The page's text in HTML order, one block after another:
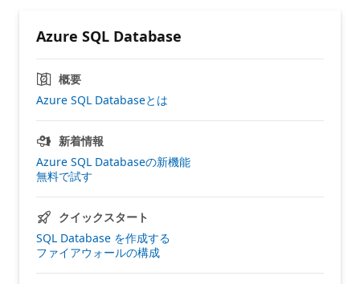
Azure SQL Database
概要
Azure SQL Databaseとは
新着情報
Azure SQL Databaseの新機能
無料で試す
クイックスタート
SQL Database を作成する
ファイアウォールの構成